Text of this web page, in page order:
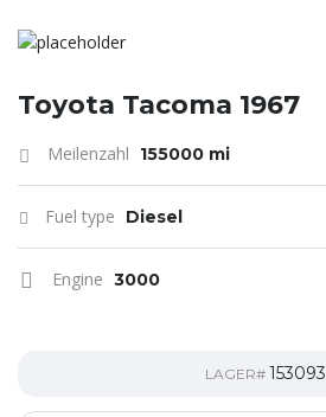
Toyota Tacoma 1967
Meilenzahl 155000 mi
Fuel type Diesel
Engine 3000
LAGER# 153093